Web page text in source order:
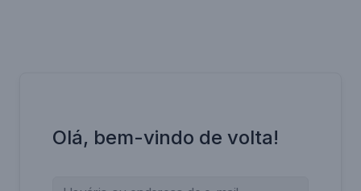
Olá, bem-vindo de volta!